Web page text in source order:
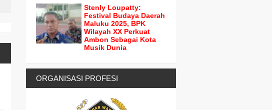
Stenly Loupatty:
Festival Budaya Daerah
Maluku 2025, BPK
Wilayah XX Perkuat
Ambon Sebagai Kota
Musik Dunia
ORGANISASI PROFESI